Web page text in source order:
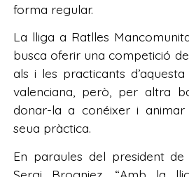
forma regular.
La lliga a Ratlles
busca oferir una competició
als i les practicants
valenciana, però, per altra
donar-la a conéixer i
seua pràctica.
En paraules del president de
Sergi Brogniez, “Amb la